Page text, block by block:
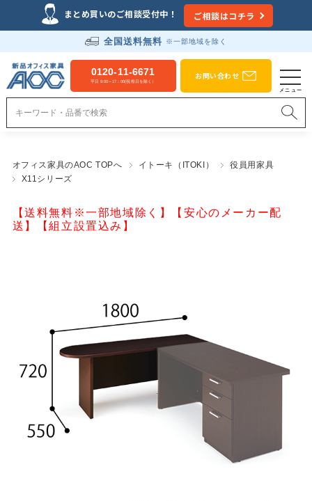
まとめ買いのご相談受付中！ ご相談はコチラ
全国送料無料 ※一部地域を除く
0120-11-6671
平日 9:00～17：00(祝祭日を除く）
お問い合わせ
オフィス家具のAOC TOPへ イトーキ（ITOKI）
役員用家具
X11シリーズ
【送料無料※一部地域除く】【安心のメーカー配
送】【組立設置込み】